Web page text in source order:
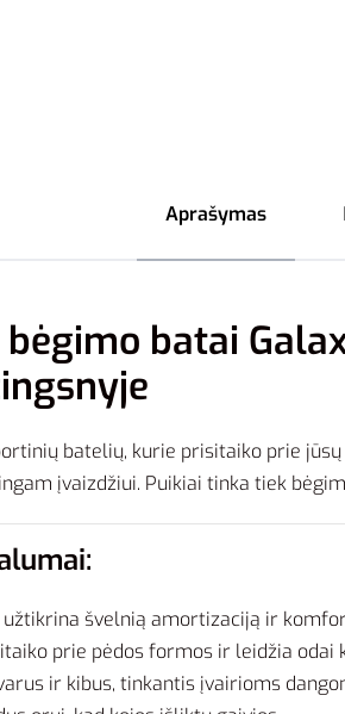
Aprašymas
batai
batelių, kurie prisitaiko prie
įvaizdžiui. Puikiai tinka tiek
užtikrina švelnią amortizaciją ir
prie pėdos formos ir leidžia odai
ir kibus, tinkantis įvairioms